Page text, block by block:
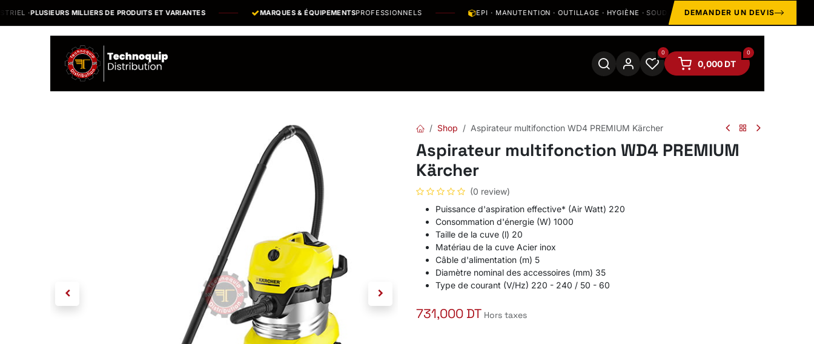
MILLIERS DE PRODUITS ET VARIANTES MARQUES & ÉQUIPEMENTSPROFESSIONNELS EPI · MANUTENTION · OUTILLAGE · HYGIÈNE · SOUDAGE STOCK & SHOWROOM À
DEMANDER UN DEVIS
0 0
0,000DT
Shop Aspirateur multifonction WD4 PREMIUM Kärcher
Aspirateur multifonction WD4 PREMIUM
Kärcher
(0 review)
Puissance d'aspiration effective* (Air Watt) 220
Consommation d'énergie (W) 1000
Taille de la cuve (l) 20
Matériau de la cuve Acier inox
Câble d'alimentation (m) 5
Diamètre nominal des accessoires (mm) 35
Type de courant (V/Hz) 220 - 240 / 50 - 60
731,000 DT Hors taxes